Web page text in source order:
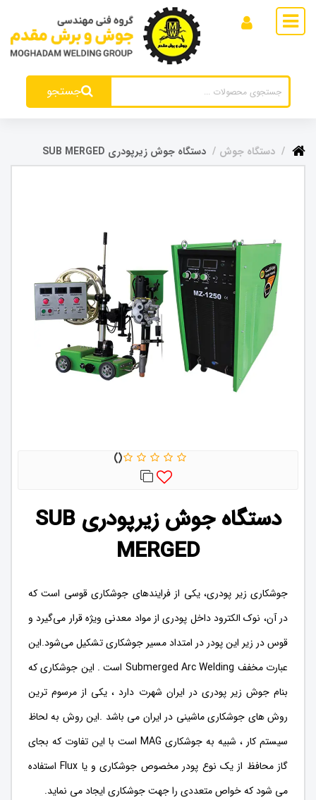
جستجو
دستگاه جوش دستگاه جوش زیرپودری SUB MERGED
دستگاه جوش زیرپودری SUB
MERGED
جوشکاری زیر پودری، یکی از فرایند‌های جوشکاری قوسی است که
در آن، نوک الکترود داخل پودری از مواد معدنی ویژه قرار می‌گیرد و
قوس در زیر این پودر در امتداد مسیر جوشکاری تشکیل می‌شود.این
عبارت مخفف Submerged Arc Welding است . این جوشکاری که
بنام جوش زیر پودری در ایران شهرت دارد ، یکی از مرسوم ترین
روش های جوشکاری ماشینی در ایران می باشد .این روش به لحاظ
سیستم کار ، شبیه به جوشکاری MAG است با این تفاوت که بجای
گاز محافظ از یک نوع پودر مخصوص جوشکاری و یا Flux استفاده
می شود که خواص متعددی را جهت جوشکاری ایجاد می نماید.